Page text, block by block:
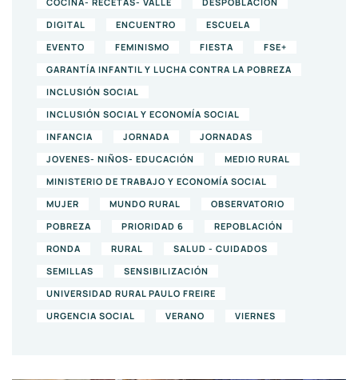
DIGITAL
ENCUENTRO
ESCUELA
EVENTO
FEMINISMO FIESTA
FSE+
GARANTÍA INFANTIL Y LUCHA CONTRA LA POBREZA
INCLUSIÓN SOCIAL
INCLUSIÓN SOCIAL Y ECONOMÍA SOCIAL
INFANCIA
JORNADA
JORNADAS
JOVENES- NIÑOS- EDUCACIÓN
MEDIO RURAL
MINISTERIO DE TRABAJO Y ECONOMÍA SOCIAL
MUJER
MUNDO RURAL
OBSERVATORIO
POBREZA
PRIORIDAD 6
REPOBLACIÓN
RONDA
RURAL
SALUD - CUIDADOS
SEMILLAS
SENSIBILIZACIÓN
UNIVERSIDAD RURAL PAULO FREIRE
URGENCIA SOCIAL
VERANO VIERNES